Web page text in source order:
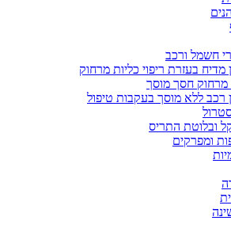
חשמל ורכב
מדיח בעזרת ריפוי כליות מרחוק
מרחוק חסך מוסך
רכב ללא מוסך בעקבות טיפול
ובלוטת התריס
ומפרקים